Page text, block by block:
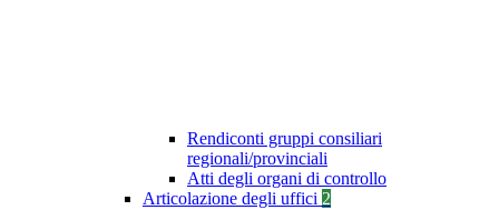
Rendiconti gruppi consiliari
regionali/provinciali
Atti degli organi di controllo
Articolazione degli uffici 2